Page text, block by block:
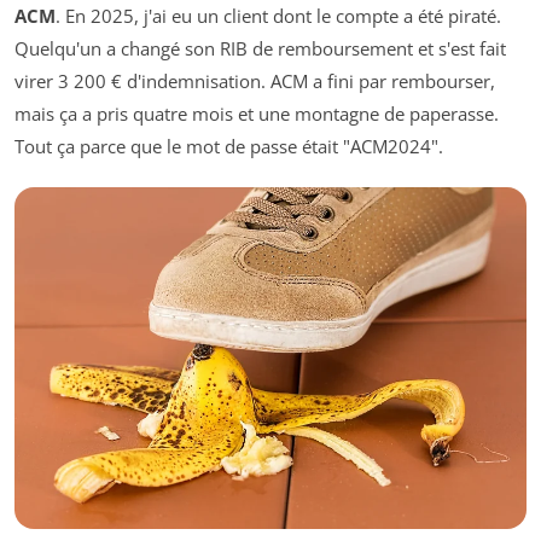
ACM. En 2025, j'ai eu un client dont le compte a été piraté.
Quelqu'un a changé son RIB de remboursement et s'est fait
virer 3 200 € d'indemnisation. ACM a fini par rembourser,
mais ça a pris quatre mois et une montagne de paperasse.
Tout ça parce que le mot de passe était "ACM2024".